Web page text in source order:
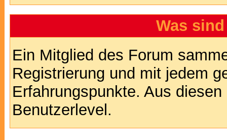
Was
Ein Mitglied des Forum
Registrierung und mit jedem
Erfahrungspunkte. Aus
Benutzerlevel.